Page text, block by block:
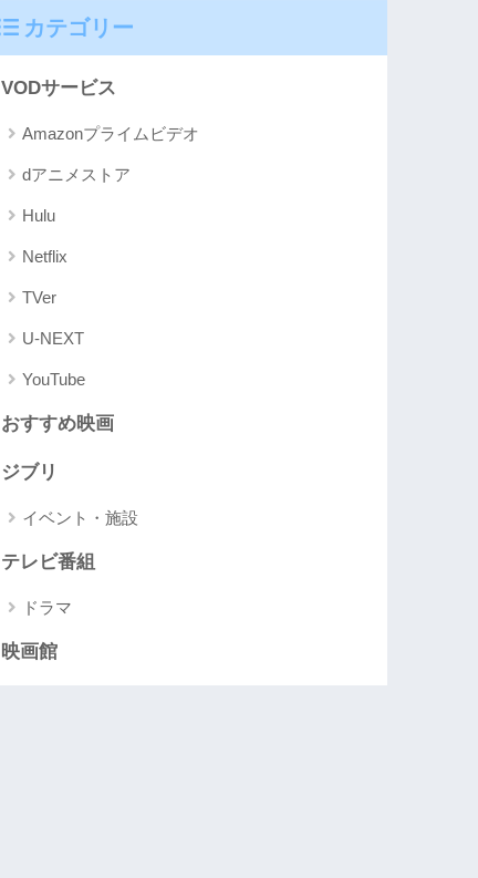
カテゴリー
VODサービス
Amazonプライムビデオ
dアニメストア
Hulu
Netflix
TVer
U-NEXT
YouTube
おすすめ映画
ジブリ
イベント・施設
テレビ番組
ドラマ
映画館